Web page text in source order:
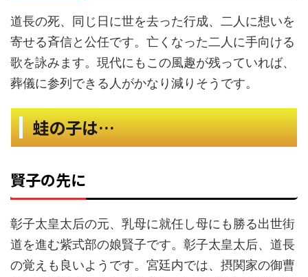
道長の死、同じ日に世を去った行成、二人に想いを
寄せる斉信と公任です。亡くなった二人に手向ける
歌を詠みます。現代にもこの風趣が残っていれば、
葬儀に参列できる人がかなり減りそうです。
蛙の子は…
賢子の先に
彰子太皇太后の元、乳母に就任し母にも勝る出世街
道を進む紫式部の娘賢子です。彰子太皇太后、道長
の覚えも良いようです。宮廷内では、摂関家の御曹